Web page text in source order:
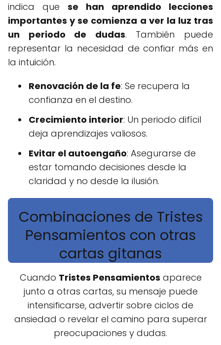
indica que se han aprendido lecciones
importantes y se comienza a ver la luz tras
un periodo de dudas. También puede
representar la necesidad de confiar más en
la intuición.
Renovación de la fe: Se recupera la
confianza en el destino.
Crecimiento interior: Un periodo difícil
deja aprendizajes valiosos.
Evitar el autoengaño: Asegurarse de
estar tomando decisiones desde la
claridad y no desde la ilusión.
Combinaciones de Tristes
Pensamientos con otras
cartas gitanas
Cuando Tristes Pensamientos aparece
junto a otras cartas, su mensaje puede
intensificarse, advertir sobre ciclos de
ansiedad o revelar el camino para superar
preocupaciones y dudas.